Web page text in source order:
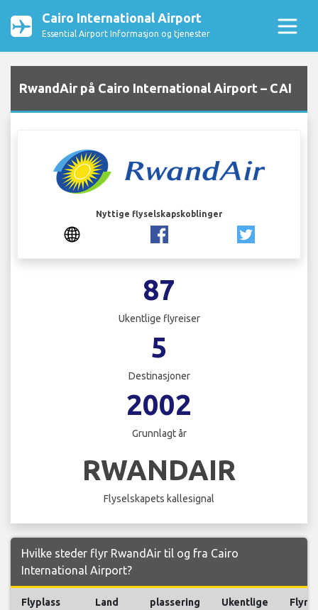
Cairo International Airport
Essential Airport Informasjon og tjenester
RwandAir på Cairo International Airport – CAI
Nyttige flyselskapskoblinger
87
Ukentlige flyreiser
5
Destinasjoner
2002
Grunnlagt år
RWANDAIR
Flyselskapets kallesignal
Hvilke steder flyr RwandAir til og fra Cairo
International Airport?
Flyplass Land plassering
Ukentlige